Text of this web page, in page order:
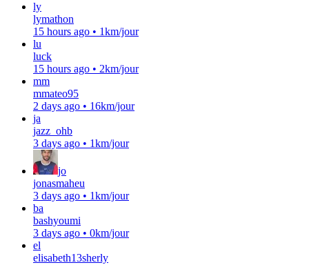
ly
lymathon
15 hours ago • 1km/jour
lu
luck
15 hours ago • 2km/jour
mm
mmateo95
2 days ago • 16km/jour
ja
jazz_ohb
3 days ago • 1km/jour
jo
jonasmaheu
3 days ago • 1km/jour
ba
bashyoumi
3 days ago • 0km/jour
el
elisabeth13sherly